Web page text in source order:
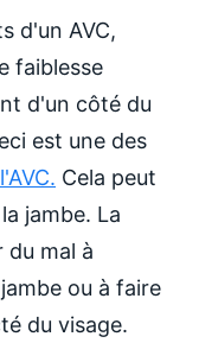
d'un AVC,
faiblesse
d'un côté du
est une des
Cela peut
jambe. La
du mal à
ou à faire
du visage.